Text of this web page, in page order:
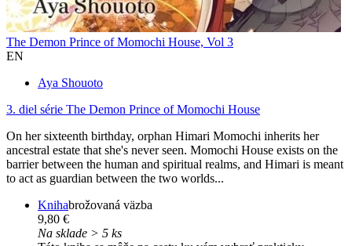
The Demon Prince of Momochi House, Vol 3
EN
Aya Shouoto
3. diel série The Demon Prince of Momochi House
On her sixteenth birthday, orphan Himari Momochi inherits her
ancestral estate that she's never seen. Momochi House exists on the
barrier between the human and spiritual realms, and Himari is meant
to act as guardian between the two worlds...
Knihabrožovaná väzba
9,80 €
Na sklade > 5 ks